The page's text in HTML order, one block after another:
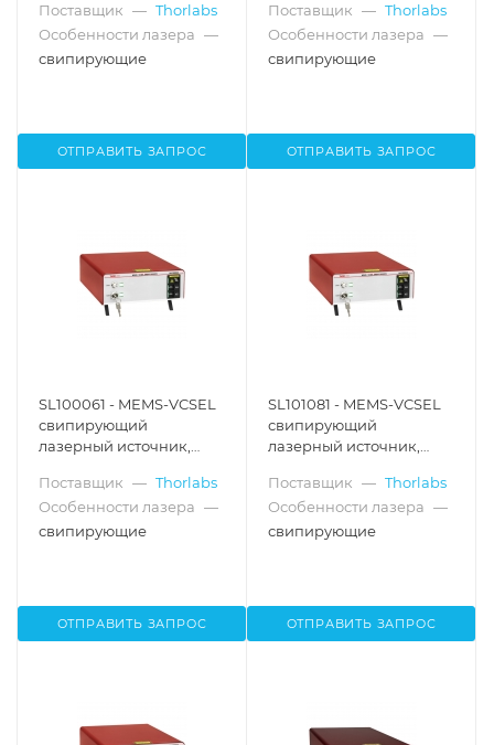
качания частоты: 50 кГц,
интерферометр Маха-
Цендера: 72 мм, Thorlabs
Поставщик — Thorlabs
Особенности лазера —
свипирующие
ОТПРАВИТЬ ЗАПРОС
качания частоты: 400
кГц, интерферометр
Маха-Цендера: 8 мм,
Поставщик — Thorlabs
Особенности лазера —
свипирующие
ОТПРАВИТЬ ЗАПРОС
SL100061 - MEMS-VCSEL
свипирующий
лазерный источник,
качания частоты: 60 кГц,
интерферометр Маха-
Цендера: 48 мм,
Поставщик — Thorlabs
Особенности лазера —
свипирующие
ОТПРАВИТЬ ЗАПРОС
SL101081 - MEMS-VCSEL
свипирующий
лазерный источник,
качания частоты: 100
кГц, интерферометр
Маха-Цендера: 24 мм,
Поставщик — Thorlabs
Особенности лазера —
свипирующие
ОТПРАВИТЬ ЗАПРОС